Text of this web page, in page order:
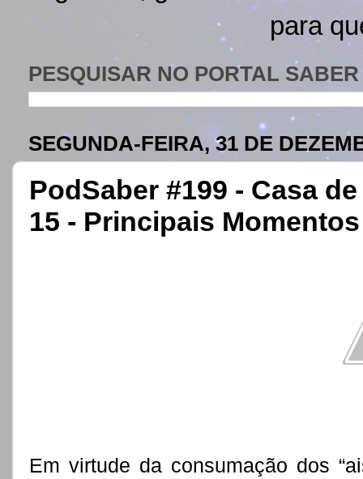
para
PESQUISAR NO PORTAL
SEGUNDA-FEIRA, 31 DE
PodSaber #199 - Casa
15 - Principais
Em virtude da consumação dos